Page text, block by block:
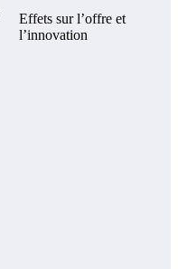
Effets sur l’offre et
l’innovation